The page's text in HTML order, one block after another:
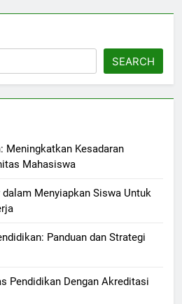
SEARCH
Meningkatkan Kesadaran
Mahasiswa
dalam Menyiapkan Siswa Untuk
Panduan dan Strategi
Pendidikan Dengan Akreditasi